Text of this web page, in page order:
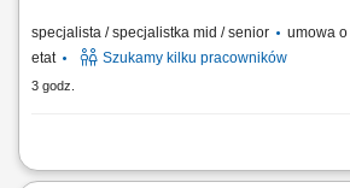
specjalista / specjalistka mid / senior umowa o
etat
Szukamy kilku pracowników
3 godz.
Teren pracy: 2-3 powiaty Twój zakres